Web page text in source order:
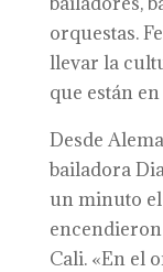
orquestas.
llevar la
que están
Desde
bailadora
un minuto
Cali. «En el